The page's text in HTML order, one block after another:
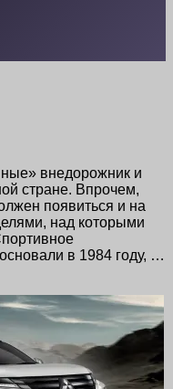
внедорожник и
стране. Впрочем,
появиться и на
над которыми
в 1984 году, …